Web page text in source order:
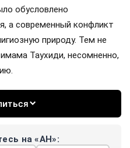
обусловлено
а современный конфликт
природу. Тем не
Таухиди, несомненно,
на «АН»: